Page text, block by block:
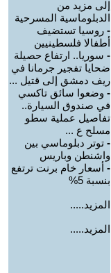
إلى مزيد من
الدبلوماسية المسرحية
- روسيا تستضيف
أطفالا فلسطينيين
- سوريا.. ارتفاع حصيلة
ضحايا تفجير جرمانا في
ريف دمشق إلى قتيل ...
- وضعوا سائق تاكسي
في صندوق السيارة..
تفاصيل عملية سطو
مسلح ع ...
- توتر دبلوماسي بين
واشنطن وباريس
- أسعار خام برنت ترتفع
بنسبة 5%
المزيد.....
المزيد.....